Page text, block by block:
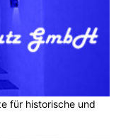
für historische und